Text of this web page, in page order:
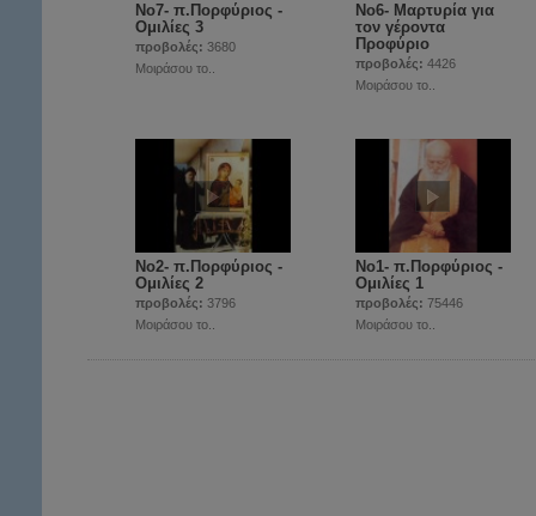
Νο7- π.Πορφύριος -
Ομιλίες 3
προβολές: 3680
Μοιράσου το..
Νο6- Μαρτυρία για
τον γέροντα
Προφύριο
προβολές: 4426
Μοιράσου το..
Νο2- π.Πορφύριος -
Ομιλίες 2
προβολές: 3796
Μοιράσου το..
Νο1- π.Πορφύριος -
Ομιλίες 1
προβολές: 75446
Μοιράσου το..